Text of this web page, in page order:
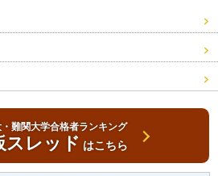
難関大学合格者ランキング
スレッド はこちら